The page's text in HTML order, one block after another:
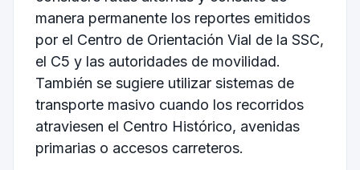
manera permanente los reportes emitidos
por el Centro de Orientación Vial de la SSC,
el C5 y las autoridades de movilidad.
También se sugiere utilizar sistemas de
transporte masivo cuando los recorridos
atraviesen el Centro Histórico, avenidas
primarias o accesos carreteros.